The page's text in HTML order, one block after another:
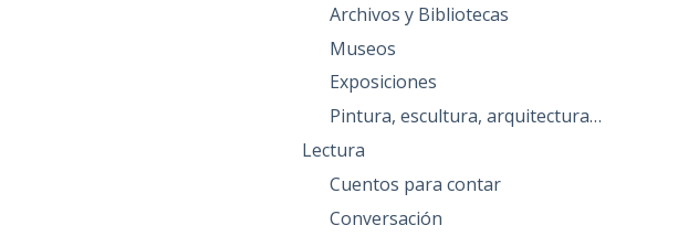
Archivos y Bibliotecas
Museos
Exposiciones
Pintura, escultura, arquitectura…
Lectura
Cuentos para contar
Conversación